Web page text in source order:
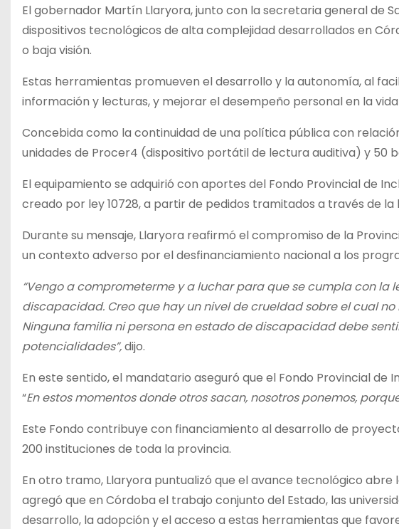
El gobernador Martín Llaryora, junto con la secretaria general de
dispositivos tecnológicos de alta complejidad desarrollados en
o baja visión.
Estas herramientas promueven el desarrollo y la autonomía, al
información y lecturas, y mejorar el desempeño personal en la
Concebida como la continuidad de una política pública con
unidades de Procer4 (dispositivo portátil de lectura auditiva) y 50
El equipamiento se adquirió con aportes del Fondo Provincial de
creado por ley 10728, a partir de pedidos tramitados a través de la
Durante su mensaje, Llaryora reafirmó el compromiso de la
un contexto adverso por el desfinanciamiento nacional a los
“Vengo a comprometerme y a luchar para que se cumpla con la
discapacidad. Creo que hay un nivel de crueldad sobre el cual
Ninguna familia ni persona en estado de discapacidad debe
potencialidades”,dijo.
En este sentido, el mandatario aseguró que el Fondo Provincial de
“En estos momentos donde otros sacan, nosotros ponemos,
Este Fondo contribuye con financiamiento al desarrollo de
200 instituciones de toda la provincia.
En otro tramo, Llaryora puntualizó que el avance tecnológico abre
agregó que en Córdoba el trabajo conjunto del Estado, las
desarrollo, la adopción y el acceso a estas herramientas que